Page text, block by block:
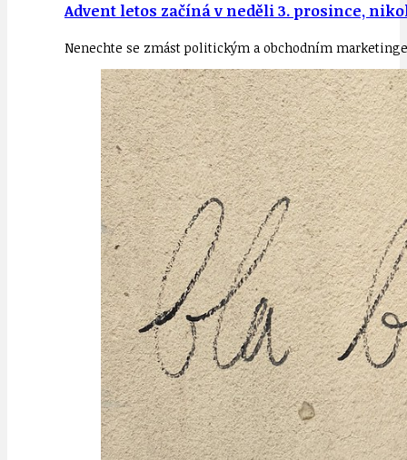
Advent letos začíná v neděli 3. prosince,
Nenechte se zmást politickým a obchodním